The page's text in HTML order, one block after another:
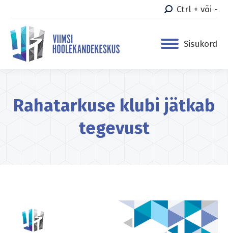
Ctrl + või -
Sisukord
Rahatarkuse klubi jätkab
tegevust